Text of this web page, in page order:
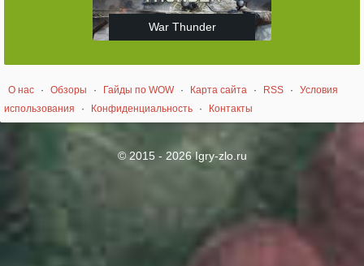
War Thunder
О нас · Обзоры · Гайды по WOW · Карта сайта · RSS ·
Условия
использования
· Конфиденциальность · Контакты
© 2015 - 2026 Igry-zlo.ru